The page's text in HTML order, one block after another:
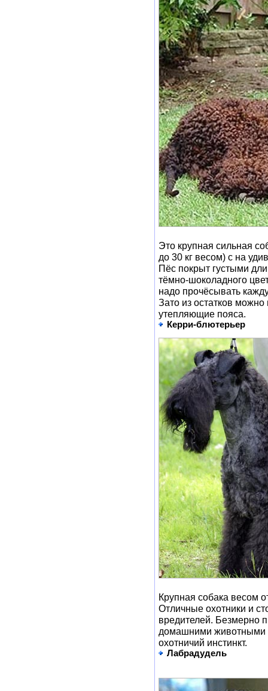
Это крупная сильная
до 30 кг весом) с на
Пёс покрыт густыми
тёмно-шоколадного
надо прочёсывать
Зато из остатков
утепляющие пояса.
Керри-блютерьер
Крупная собака весом
Отличные охотники и
вредителей. Безмерно
домашними животными
охотничий инстинкт.
Лабрадудель